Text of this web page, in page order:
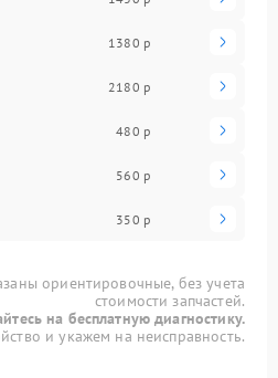
1380 р
2180 р
480 р
560 р
350 р
ориентировочные, без учета
стоимости запчастей.
на бесплатную диагностику.
и укажем на неисправность.